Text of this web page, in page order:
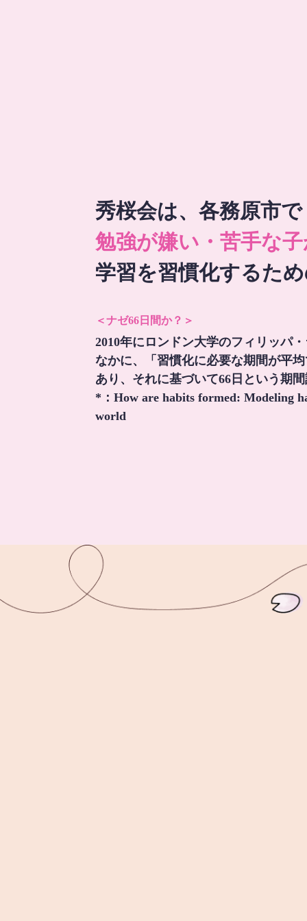
秀桜会は、各務原市で
勉強が嫌い・苦手な
学習を習慣化するた
＜ナゼ66日間か？＞
2010年にロンドン大学のフィリッパ
なかに、「習慣化に必要な期間が平
あり、それに基づいて66日という期
*：How are habits formed: Modeling
world